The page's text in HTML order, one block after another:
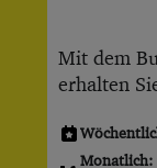
Mit dem
erhalten
Monatlich: